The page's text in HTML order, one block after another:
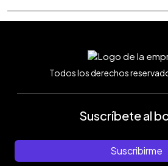
Todos los derechos
Suscríbete al
Suscribirme